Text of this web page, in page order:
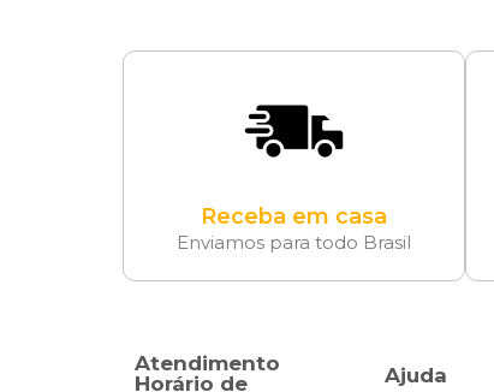
Receba em casa
Enviamos para todo Brasil
Atendimento
Horário de
Ajuda